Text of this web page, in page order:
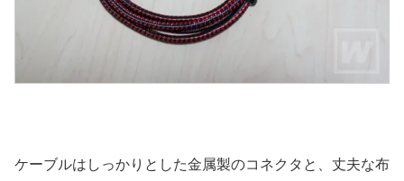
ケーブルはしっかりとした金属製のコネクタと、丈夫な布